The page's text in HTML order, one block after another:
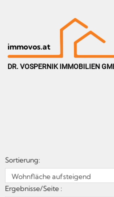
immovos.at
DR. VOSPERNIK IMMOBILIEN
Sortierung:
Ergebnisse/Seite :